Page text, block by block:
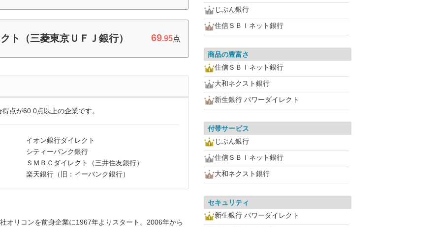
ト（三菱東京ＵＦＪ銀行） 69.95点
点が60.0点以上の企業です。
イオン銀行ダイレクト
シティーバンク銀行
ＳＭＢＣダイレクト（三井住友銀行）
楽天銀行（旧：イーバンク銀行）
オリコンを前身企業に1967年よりスタート。2006年から
じぶん銀行
住信ＳＢＩネット銀行
商品の豊富さ
住信ＳＢＩネット銀行
大和ネクスト銀行
新生銀行 パワーダイレクト
付帯サービス
じぶん銀行
住信ＳＢＩネット銀行
大和ネクスト銀行
セキュリティ
新生銀行 パワーダイレクト